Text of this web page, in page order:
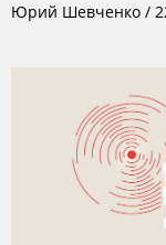
Юрий Шевченко /